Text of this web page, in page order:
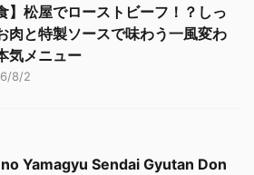
】松屋でローストビーフ！？しっ
肉と特製ソースで味わう一風変わ
気メニュー
8/2
Yamagyu Sendai Gyutan Don